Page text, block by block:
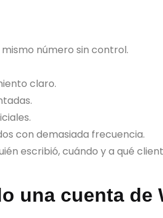
número sin control.
claro.
con demasiada frecuencia.
escribió, cuándo y a qué
una cuenta de